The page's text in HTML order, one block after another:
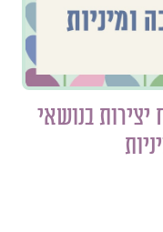
בנושאי